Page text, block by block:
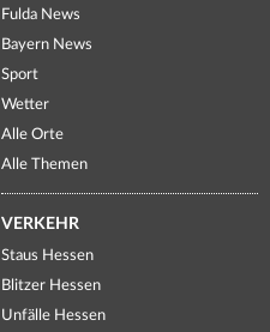
Fulda News
Bayern News
Sport
Wetter
Alle Orte
Alle Themen
VERKEHR
Staus Hessen
Blitzer Hessen
Unfälle Hessen